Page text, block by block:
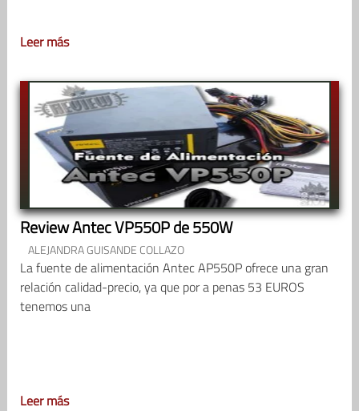
Leer más
Review Antec VP550P de 550W
ALEJANDRA GUISANDE COLLAZO
La fuente de alimentación Antec AP550P ofrece una gran
relación calidad-precio, ya que por a penas 53 EUROS
tenemos una
Leer más